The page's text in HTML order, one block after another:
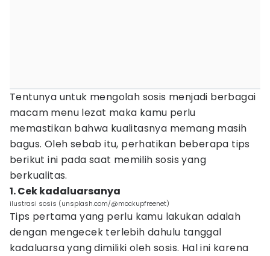
Tentunya untuk mengolah sosis menjadi berbagai
macam menu lezat maka kamu perlu
memastikan bahwa kualitasnya memang masih
bagus. Oleh sebab itu, perhatikan beberapa tips
berikut ini pada saat memilih sosis yang
berkualitas.
1. Cek kadaluarsanya
ilustrasi sosis (unsplash.com/@mockupfreenet)
Tips pertama yang perlu kamu lakukan adalah
dengan mengecek terlebih dahulu tanggal
kadaluarsa yang dimiliki oleh sosis. Hal ini karena